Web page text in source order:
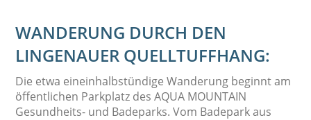
WANDERUNG DURCH DEN
LINGENAUER QUELLTUFFHANG:
Die etwa eineinhalbstündige Wanderung beginnt am
öffentlichen Parkplatz des AQUA MOUNTAIN
Gesundheits- und Badeparks. Vom Badepark aus